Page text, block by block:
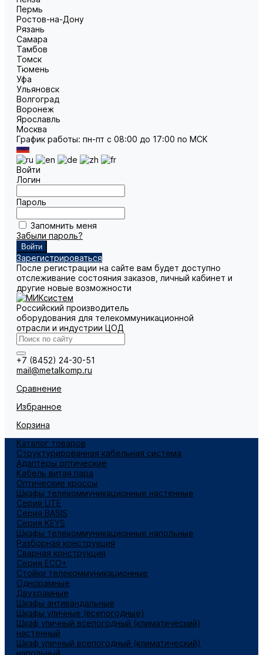
Пермь
Ростов-на-Дону
Рязань
Самара
Тамбов
Томск
Тюмень
Уфа
Ульяновск
Волгоград
Воронеж
Ярославль
Москва
График работы: пн-пт с 08:00 до 17:00 по МСК
Войти
Логин
Пароль
Запомнить меня
Забыли пароль?
Зарегистрироваться
После регистрации на сайте вам будет доступно
отслеживание состояния заказов, личный кабинет и
другие новые возможности
Российский производитель
оборудования для телекоммуникационной
отрасли и индустрии ЦОД
+7 (8452) 24-30-51
mail@metalkomp.ru
Сравнение
Избранное
Корзина
Каталог товаров
Структурированная кабельная система
Адаптеры оптические
Кабель витая пара
Оптические кроссы
Шкафы телекоммуникационные настенные
Cерия LITE
Cерия BASIS
Cерия KEYS
Шкафы телекоммуникационные напольные
Разборная конструкция
Сварная конструкция
Серия ECO+
Стойки телекоммуникационные
Однорамные
Двухрамные
Шкафы антивандальные
Шкафы уличные (всепогодные)
Шкаф уличный всепогодный (климатический)
настенный
Шкаф уличный всепогодный (климатический)
напольный